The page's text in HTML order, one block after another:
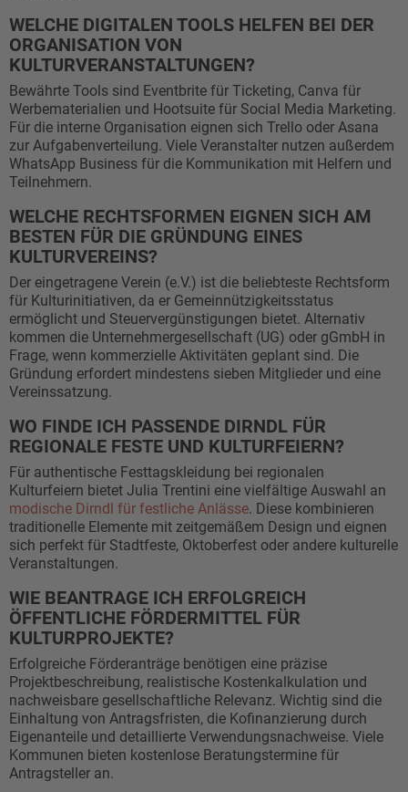
WELCHE DIGITALEN TOOLS HELFEN BEI DER
ORGANISATION VON
KULTURVERANSTALTUNGEN?
Bewährte Tools sind Eventbrite für Ticketing, Canva für
Werbematerialien und Hootsuite für Social Media Marketing.
Für die interne Organisation eignen sich Trello oder Asana
zur Aufgabenverteilung. Viele Veranstalter nutzen außerdem
WhatsApp Business für die Kommunikation mit Helfern und
Teilnehmern.
WELCHE RECHTSFORMEN EIGNEN SICH AM
BESTEN FÜR DIE GRÜNDUNG EINES
KULTURVEREINS?
Der eingetragene Verein (e.V.) ist die beliebteste Rechtsform
für Kulturinitiativen, da er Gemeinnützigkeitsstatus
ermöglicht und Steuervergünstigungen bietet. Alternativ
kommen die Unternehmergesellschaft (UG) oder gGmbH in
Frage, wenn kommerzielle Aktivitäten geplant sind. Die
Gründung erfordert mindestens sieben Mitglieder und eine
Vereinssatzung.
WO FINDE ICH PASSENDE DIRNDL FÜR
REGIONALE FESTE UND KULTURFEIERN?
Für authentische Festtagskleidung bei regionalen
Kulturfeiern bietet Julia Trentini eine vielfältige Auswahl an
modische Dirndl für festliche Anlässe. Diese kombinieren
traditionelle Elemente mit zeitgemäßem Design und eignen
sich perfekt für Stadtfeste, Oktoberfest oder andere kulturelle
Veranstaltungen.
WIE BEANTRAGE ICH ERFOLGREICH
ÖFFENTLICHE FÖRDERMITTEL FÜR
KULTURPROJEKTE?
Erfolgreiche Förderanträge benötigen eine präzise
Projektbeschreibung, realistische Kostenkalkulation und
nachweisbare gesellschaftliche Relevanz. Wichtig sind die
Einhaltung von Antragsfristen, die Kofinanzierung durch
Eigenanteile und detaillierte Verwendungsnachweise. Viele
Kommunen bieten kostenlose Beratungstermine für
Antragsteller an.